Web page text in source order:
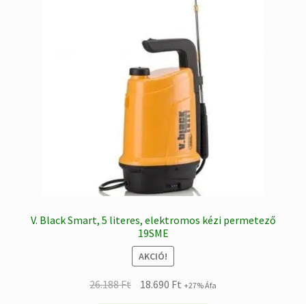
V. Black Smart, 5 literes, elektromos kézi permetező
19SME
AKCIÓ!
26.188Ft
Original
18.690 FtCurrent
+27% Áfa